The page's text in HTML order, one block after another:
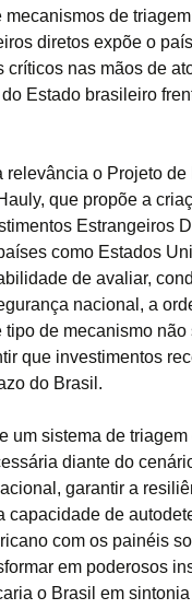
mecanismos de
diretos expõe o
críticos nas mãos de
Estado brasileiro
relevância o Projeto
que propõe a
Estrangeiros
como Estados
de avaliar,
nacional, a
de mecanismo
que investimentos
do Brasil.
um sistema de
diante do
garantir a
capacidade de
com os painéis
em poderosos
o Brasil em